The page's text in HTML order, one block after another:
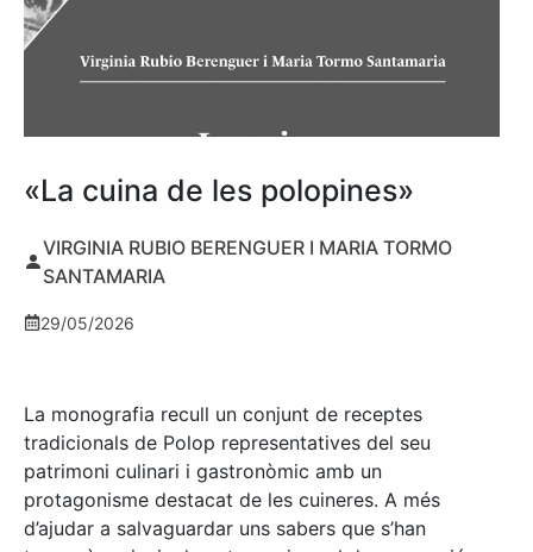
«La cuina de les polopines»
VIRGINIA RUBIO BERENGUER I MARIA TORMO
SANTAMARIA
29/05/2026
La monografia recull un conjunt de receptes
tradicionals de Polop representatives del seu
patrimoni culinari i gastronòmic amb un
protagonisme destacat de les cuineres. A més
d’ajudar a salvaguardar uns sabers que s’han